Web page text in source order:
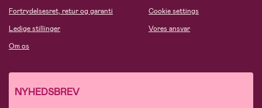
Fortrydelsesret, retur og garanti
Ledige stillinger
Om os
Cookie settings
Vores ansvar
NYHEDSBREV